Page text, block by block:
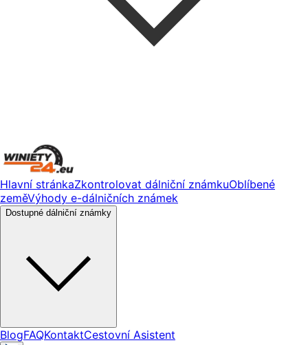
Hlavní stránkaZkontrolovat dálniční známkuOblíbené
zeměVýhody e-dálničních známek
Dostupné dálniční známky
BlogFAQKontaktCestovní Asistent